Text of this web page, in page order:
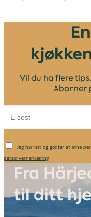
Vil du ha flere
Abonner
Jeg har lest og godtar at mine
personvernerklæring
Fra
til ditt